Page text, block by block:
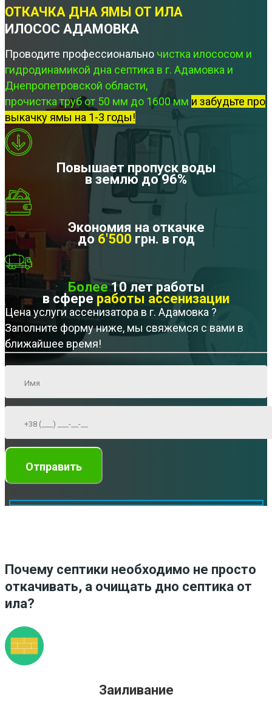
ОТКАЧКА ДНА ЯМЫ ОТ ИЛА
ИЛОСОС АДАМОВКА
Проводите профессионально чистка илососом и
гидродинамикой дна септика в г. Адамовка и
Днепропетровской области,
прочистка труб от 50 мм до 1600 мм и забудьте про
выкачку ямы на 1-3 годы!
Повышает пропуск воды
в землю до 96%
Экономия на откачке
до 6'500 грн. в год
Более10 лет работы
в сфере работы ассенизации
Цена услуги ассенизатора в г. Адамовка ?
Заполните форму ниже, мы свяжемся с вами в
ближайшее время!
Почему септики необходимо не просто
откачивать, а очищать дно септика от
ила?
Заиливание